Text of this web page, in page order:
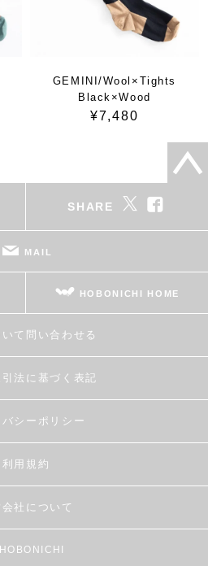
GEMINI/Wool×Tights
Black×Wood
¥7,480
SHARE
MAIL
HOBONICHI HOME
て問い合わせる
法に基づく表記
シーポリシー
利用規約
社について